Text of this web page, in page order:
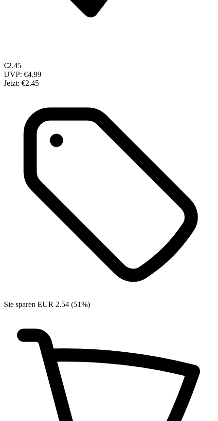
€2.45
UVP: €4.99
Jetzt: €2.45
Sie sparen EUR 2.54 (51%)